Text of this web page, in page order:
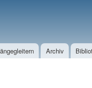
Archiv